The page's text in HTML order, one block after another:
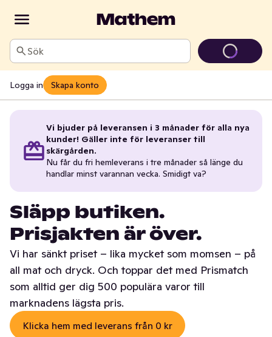
Sök
Logga in Skapa konto
Vi bjuder på leveransen i 3 månader för alla nya
kunder! Gäller inte för leveranser till
skärgården.
Nu får du fri hemleverans i tre månader så länge du
handlar minst varannan vecka. Smidigt va?
Släpp butiken.
Prisjakten är över.
Vi har sänkt priset – lika mycket som momsen – på
all mat och dryck. Och toppar det med Prismatch
som alltid ger dig 500 populära varor till
marknadens lägsta pris.
Klicka hem med leverans från 0 kr